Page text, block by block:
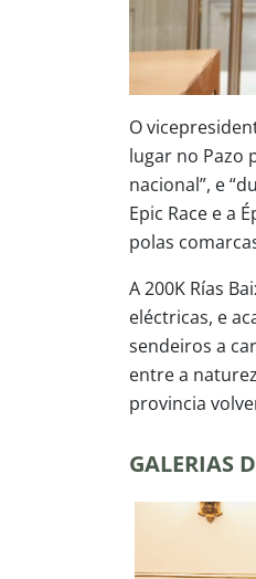
O
lugar no Pazo
nacional”, e
Epic Race e a
polas
A 200K Rías
eléctricas, e
sendeiros a
entre a
provincia
GALERIAS